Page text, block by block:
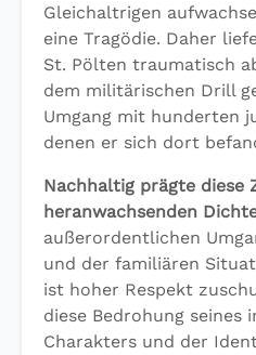
Gleichaltrigen
eine Tragödie. Daher
St. Pölten traumatisch
dem militärischen Drill
Umgang mit hunderten
denen er sich dort
Nachhaltig prägte diese
heranwachsenden
außerordentlichen
und der familiären
ist hoher Respekt
diese Bedrohung seines
Charakters und der